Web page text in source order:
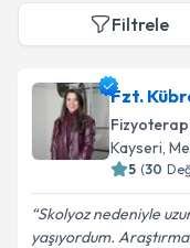
Filtrele
Fzt.
Kayseri,
5 (30
Skolyoz nedeniyle
yaşıyordum.